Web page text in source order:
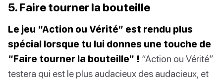
5. Faire tourner la bouteille
Le jeu “Action ou Vérité” est rendu plus
spécial lorsque tu lui donnes une touche de
“Faire tourner la bouteille” ! “Action ou Vérité”
testera qui est le plus audacieux des audacieux, et